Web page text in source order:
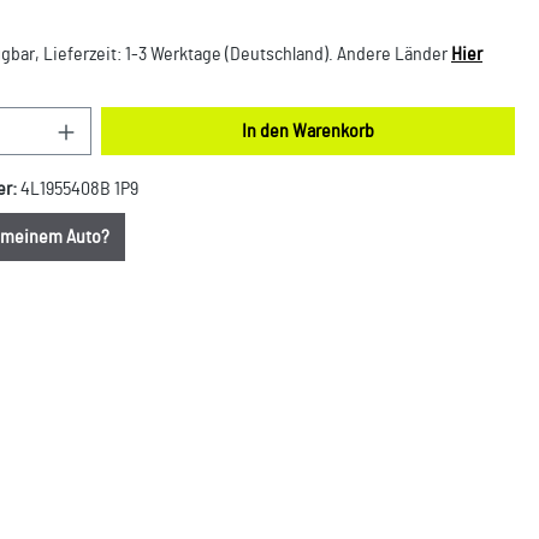
Lieferzeit: 1-3 Werktage (Deutschland). Andere Länder Hier
Gib den gewünschten Wert ein oder
In den Warenkorb
4L1955408B 1P9
meinem Auto?